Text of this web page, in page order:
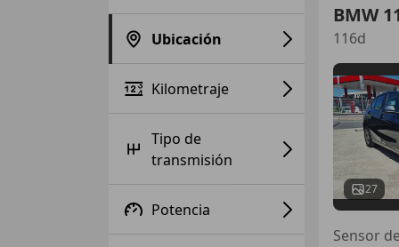
Ubicación
Kilometraje
Tipo de
transmisión
Potencia
BMW
116d
27
Sensor